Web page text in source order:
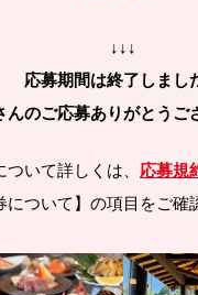
↓↓↓
応募期間は終了しまし
んのご応募ありがとうご
いて詳しくは、 応募規
について】の項目をご確